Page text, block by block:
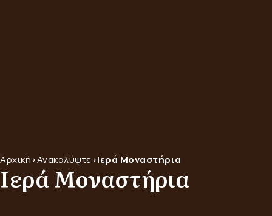
Αρχική>Ανακαλύψτε >Ιερά Μοναστήρια
Ιερά Μοναστήρια